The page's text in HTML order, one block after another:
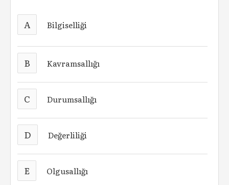
A Bilgiselliği
B Kavramsallığı
C Durumsallığı
D Değerliliği
E Olgusallığı